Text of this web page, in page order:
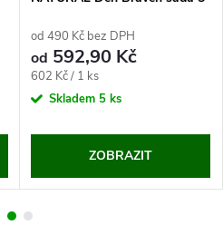
od 490 Kč bez DPH
od 592,90 Kč
Měrná
cena:
602 Kč / 1 ks
Skladem 5 ks
ZOBRAZIT